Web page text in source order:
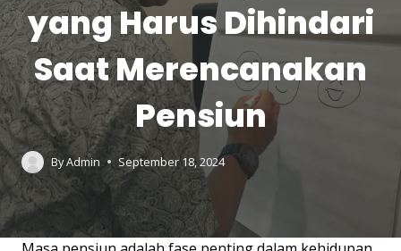
yang Harus Dihindari
Saat Merencanakan
Pensiun
ByAdmin September 18, 2024